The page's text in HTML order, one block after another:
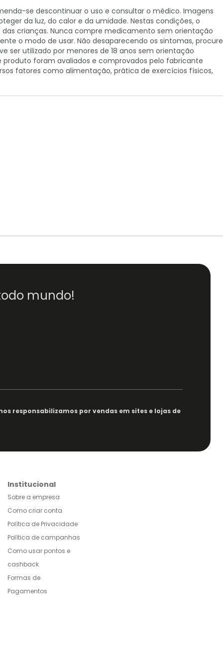
se descontinuar o uso e consultar o médico. Imagens
da luz, do calor e da umidade. Nestas condições, o
crianças. Nunca compre medicamento sem orientação
o modo de usar. Não desaparecendo os sintomas, procure
utilizado por menores de 18 anos sem orientação
produto foram avaliados e comprovados pelo fabricante
fatores como alimentação, prática de exercícios físicos,
mundo!
responsabilizamos por vendas em sites e lojas de
Institucional
Sobre a empresa
Como criar conta
Política de Privacidade
Política de campanhas
Como usar pontos e
cashback
Formas de
Pagamentos